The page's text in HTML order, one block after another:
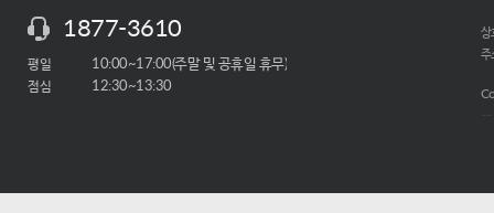
1877-3610
평일 10:00~17:00(주말 및 공휴일 휴무)
점심 12:30~13:30
상
주